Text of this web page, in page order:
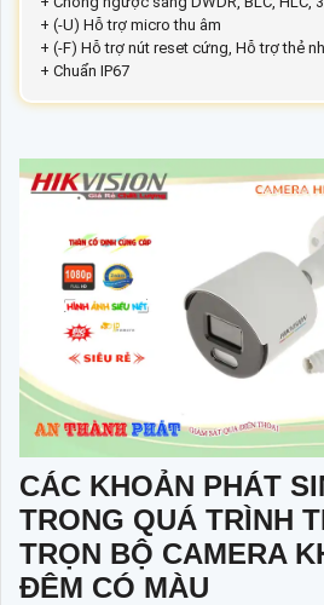
+ (-U) Hỗ trợ micro thu âm
+ (-F) Hỗ trợ nút reset cứng, Hỗ trợ thẻ
+ Chuẩn IP67
CÁC KHOẢN PHÁT
TRONG QUÁ TRÌNH
TRỌN BỘ CAMERA
ĐÊM CÓ MÀU